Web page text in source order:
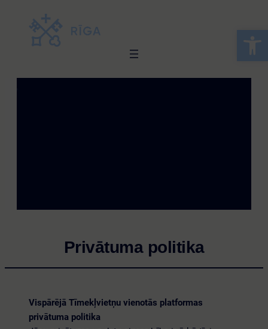
content
Privātuma politika
Vispārējā Tīmekļvietņu vienotās platformas
privātuma politika